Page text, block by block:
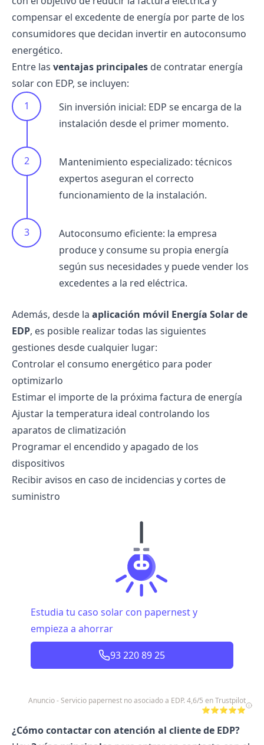
compensar el excedente de energía por parte de los
consumidores que decidan invertir en autoconsumo
energético.
Entre las ventajas principales de contratar energía
solar con EDP, se incluyen:
Sin inversión inicial: EDP se encarga de la
instalación desde el primer momento.
Mantenimiento especializado: técnicos
expertos aseguran el correcto
funcionamiento de la instalación.
Autoconsumo eficiente: la empresa
produce y consume su propia energía
según sus necesidades y puede vender los
excedentes a la red eléctrica.
Además, desde la aplicación móvil Energía Solar de
EDP, es posible realizar todas las siguientes
gestiones desde cualquier lugar:
Controlar el consumo energético para poder
optimizarlo
Estimar el importe de la próxima factura de energía
Ajustar la temperatura ideal controlando los
aparatos de climatización
Programar el encendido y apagado de los
dispositivos
Recibir avisos en caso de incidencias y cortes de
suministro
Estudia tu caso solar con papernest y
empieza a ahorrar
93 220 89 25
Anuncio - Servicio papernest no asociado a EDP. 4,6/5 en Trustpilot
⭐⭐⭐⭐⭐
¿Cómo contactar con atención al cliente de EDP?